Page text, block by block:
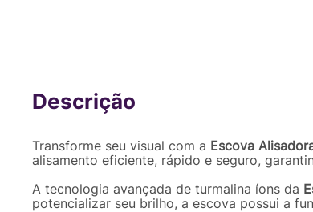
Escova Alisadora Liso Afrodite
Transforme seu visual com a Escova
alisamento eficiente, rápido e seguro,
A tecnologia avançada de turmalina íons da
potencializar seu brilho, a escova possui a